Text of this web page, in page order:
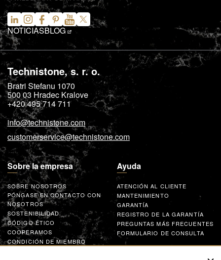
NOTICIASBLOG
Technistone, s. r. o.
Bratri Stefanu 1070
500 03 Hradec Kralove
+420 495 714 711
info@technistone.com
customerservice@technistone.com
Sobre la empresa
SOBRE NOSOTROS
PÓNGASE EN CONTACTO CON
NOSOTROS
SOSTENIBILIDAD
CÓDIGO ÉTICO
COOPERAMOS
CONDICIÓN DE MIEMBRO
Ayuda
ATENCIÓN AL CLIENTE
MANTENIMIENTO
GARANTÍA
REGISTRO DE LA GARANTÍA
PREGUNTAS MÁS FRECUENTES
FORMULARIO DE CONSULTA